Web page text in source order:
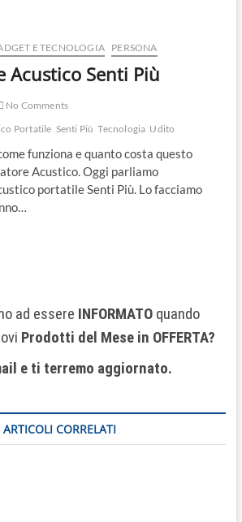
E TECNOLOGIA PERSONA
Acustico Senti Più
No Comments
Portatile Senti Più Tecnologia Udito
funziona e quanto costa questo
Acustico. Oggi parliamo
portatile Senti Più. Lo facciamo
ad essere INFORMATOquando
Prodotti del Mese in OFFERTA?
e ti terremo aggiornato.
ARTICOLI CORRELATI